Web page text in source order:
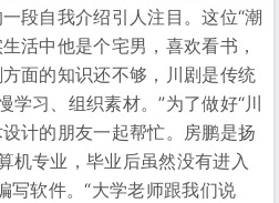
段自我介绍引人注目。这位“潮
活中他是个宅男，喜欢看书，
面的知识还不够，川剧是传统
学习、组织素材。”为了做好“川
计的朋友一起帮忙。房鹏是扬
机专业，毕业后虽然没有进入
写软件。“大学老师跟我们说